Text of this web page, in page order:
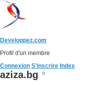
Developpez.com
Profil d'un membre
Connexion S'inscrire Index
aziza.bg